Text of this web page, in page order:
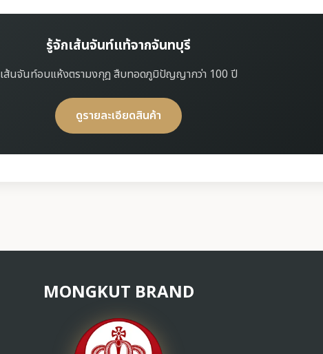
รู้จักเส้นจันท์แท้จากจันทบุรี
เส้นจันท์อบแห้งตรามงกุฎ สืบทอดภูมิปัญญากว่า 100 ปี
ดูรายละเอียดสินค้า
MONGKUT BRAND